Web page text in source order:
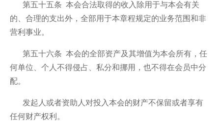
第五十五条 本会合法取得的收入除用于与本会有关
的、合理的支出外，全部用于本章程规定的业务范围和非
营利事业。
第五十六条 本会的全部资产及其增值为本会所有，任
何单位、个人不得侵占、私分和挪用，也不得在会员中分
配。
发起人或者资助人对投入本会的财产不保留或者享有
任何财产权利。